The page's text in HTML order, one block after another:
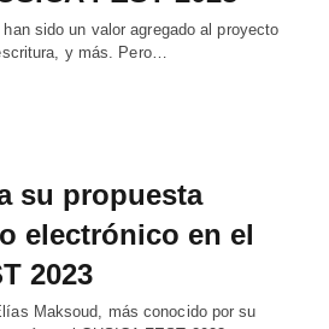
sido un valor agregado al proyecto
y más. Pero…
su propuesta
electrónico en el
2023
Maksoud, más conocido por su